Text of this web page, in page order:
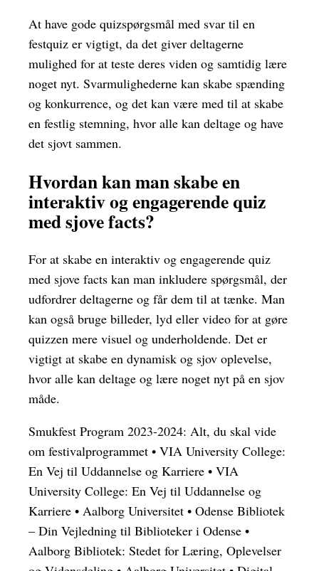
At have gode quizspørgsmål med svar til en
festquiz er vigtigt, da det giver deltagerne
mulighed for at teste deres viden og samtidig lære
noget nyt. Svarmulighederne kan skabe spænding
og konkurrence, og det kan være med til at skabe
en festlig stemning, hvor alle kan deltage og have
det sjovt sammen.
Hvordan kan man skabe en
interaktiv og engagerende quiz
med sjove facts?
For at skabe en interaktiv og engagerende quiz
med sjove facts kan man inkludere spørgsmål, der
udfordrer deltagerne og får dem til at tænke. Man
kan også bruge billeder, lyd eller video for at gøre
quizzen mere visuel og underholdende. Det er
vigtigt at skabe en dynamisk og sjov oplevelse,
hvor alle kan deltage og lære noget nyt på en sjov
måde.
Smukfest Program 2023-2024: Alt, du skal vide
om festivalprogrammet • VIA University College:
En Vej til Uddannelse og Karriere • VIA
University College: En Vej til Uddannelse og
Karriere • Aalborg Universitet • Odense Bibliotek
– Din Vejledning til Biblioteker i Odense •
Aalborg Bibliotek: Stedet for Læring, Oplevelser